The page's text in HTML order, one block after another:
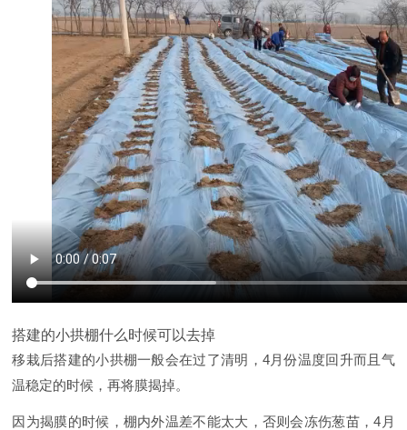
搭建的小拱棚什么时候可以去掉
移栽后搭建的小拱棚一般会在过了清明，4月份温度回升而且气
温稳定的时候，再将膜揭掉。
因为揭膜的时候，棚内外温差不能太大，否则会冻伤葱苗，4月